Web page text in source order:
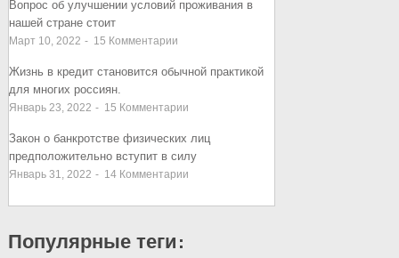
Вопрос об улучшении условий проживания в
нашей стране стоит
Март 10, 2022 - 15 Комментарии
Жизнь в кредит становится обычной практикой
для многих россиян.
Январь 23, 2022 - 15 Комментарии
Закон о банкротстве физических лиц
предположительно вступит в силу
Январь 31, 2022 - 14Комментарии
Популярные теги: